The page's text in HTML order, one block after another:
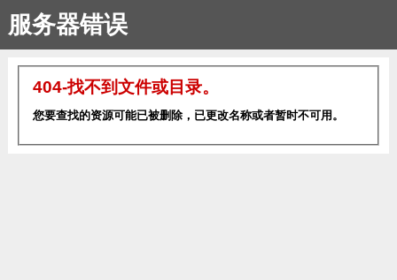
服务器错误
404-找不到文件或目录。
您要查找的资源可能已被删除，已更改名称或者暂时不可用。